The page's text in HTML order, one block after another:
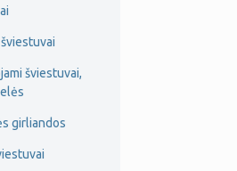
šviestuvai,
girliandos